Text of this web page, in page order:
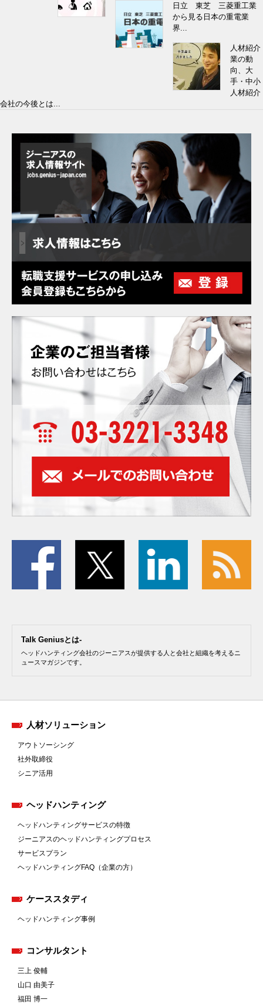
日立 東芝 三菱重工業
から見る日本の重電業
界...
人材紹介
業の動
向、大
手・中小
人材紹介
会社の今後とは...
Talk Geniusとは-
ヘッドハンティング会社のジーニアスが提供する人と会社と組織を考えるニ
ュースマガジンです。
人材ソリューション
アウトソーシング
社外取締役
シニア活用
ヘッドハンティング
ヘッドハンティングサービスの特徴
ジーニアスのヘッドハンティングプロセス
サービスプラン
ヘッドハンティングFAQ（企業の方）
ケーススタディ
ヘッドハンティング事例
コンサルタント
三上 俊輔
山口 由美子
福田 博一